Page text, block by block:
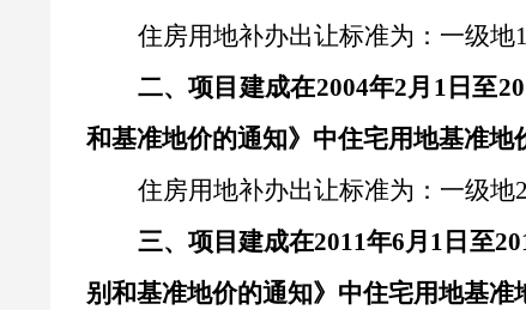
住房用地补办出让标准为：一级地
二、项目建成在2004年2月1日至
和基准地价的通知》中住宅用地基准地
住房用地补办出让标准为：一级地
三、 项目建成在2011年6月1日至
别和基准地价的通知》中住宅用地基